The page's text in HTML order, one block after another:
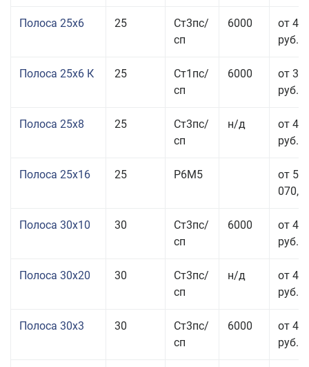
Полоса 25x6 25
Ст3пс/
сп
6000
от 42
руб.
Полоса 25x6 К 25
Ст1пс/
сп
6000
от 35
руб.
Полоса 25x8 25
Ст3пс/
сп
н/д
от 43
руб.
Полоса 25x16 25 Р6М5
от
Полоса 30x10 30
Ст3пс/
сп
6000
от 45
руб.
Полоса 30x20 30
Ст3пс/
сп
н/д
от 46
руб.
Полоса 30x3 30
Ст3пс/
сп
6000
от 46
руб.